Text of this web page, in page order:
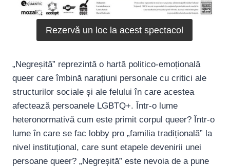
Rezervă un loc la acest spectacol
„Negreșită” reprezintă o hartă politico-emoțională
queer care îmbină narațiuni personale cu critici ale
structurilor sociale și ale felului în care acestea
afectează persoanele LGBTQ+. Într-o lume
heteronormativă cum este primit corpul queer? Într-o
lume în care se fac lobby pro „familia tradițională” la
nivel instituțional, care sunt etapele devenirii unei
persoane queer? „Negreșită” este nevoia de a pune